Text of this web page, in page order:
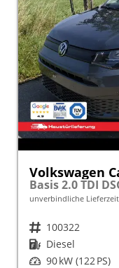
Volkswagen
Basis 2.0 TDI
unverbindliche
Fahrzeugnr. 100322
Kraftstoff Diesel
Leistung 90 kW (122 PS)